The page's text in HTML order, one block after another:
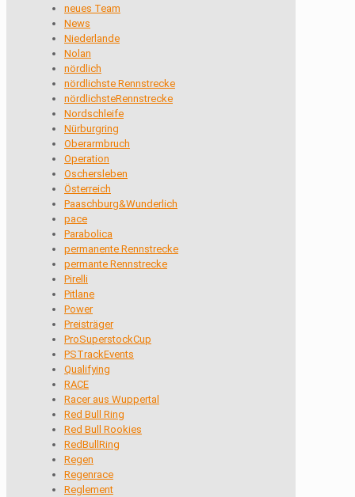
neues Team
News
Niederlande
Nolan
nördlich
nördlichste Rennstrecke
nördlichsteRennstrecke
Nordschleife
Nürburgring
Oberarmbruch
Operation
Oschersleben
Österreich
Paaschburg&Wunderlich
pace
Parabolica
permanente Rennstrecke
permante Rennstrecke
Pirelli
Pitlane
Power
Preisträger
ProSuperstockCup
PSTrackEvents
Qualifying
RACE
Racer aus Wuppertal
Red Bull Ring
Red Bull Rookies
RedBullRing
Regen
Regenrace
Reglement